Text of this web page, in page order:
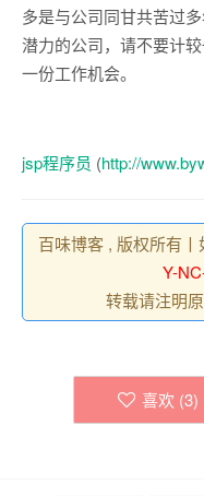
多是与公司同甘共苦过
潜力的公司，请不要计
一份工作机会。
jsp程序员 (http://
百味博客 , 版权所有
Y-
转载请注明原
喜欢 (3)